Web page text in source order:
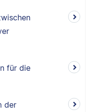
für die
der